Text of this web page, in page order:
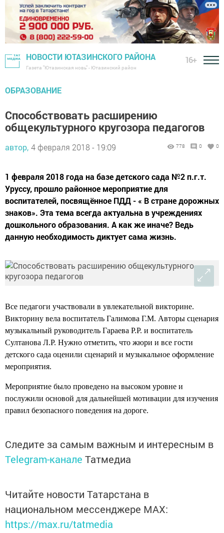
НОВОСТИ ЮТАЗИНСКОГО РАЙОНА
Газета "Ютазинская новь" - Ютазинский район
16+
ОБРАЗОВАНИЕ
Способствовать расширению
общекультурного кругозора педагогов
автор, 4 февраля 2018 - 19:09 778 0 0
1 февраля 2018 года на базе детского сада №2 п.г.т.
Уруссу, прошло районное мероприятие для
воспитателей, посвящённое ПДД - « В стране дорожных
знаков». Эта тема всегда актуальна в учреждениях
дошкольного образования. А как же иначе? Ведь
данную необходимость диктует сама жизнь.
Все педагоги участвовали в увлекательной викторине.
Викторину вела воспитатель Галимова Г.М. Авторы сценария
музыкальный руководитель Гараева Р.Р. и воспитатель
Султанова Л.Р. Нужно отметить, что жюри и все гости
детского сада оценили сценарий и музыкальное оформление
мероприятия.
Мероприятие было проведено на высоком уровне и
послужили основой для дальнейшей мотивации для изучения
правил безопасного поведения на дороге.
Следите за самым важным и интересным в
Telegram-канале Татмедиа
Читайте новости Татарстана в
национальном мессенджере MАХ:
https://max.ru/tatmedia